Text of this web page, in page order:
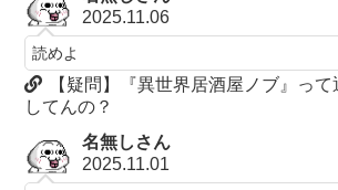
2025.11.06
読めよ
【疑問】『異世界居酒屋ノブ』って
してんの？
名無しさん
2025.11.01